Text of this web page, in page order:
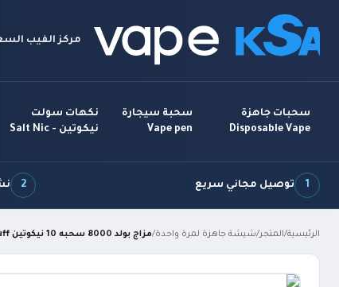
مركز الفيب
سحبات جاهزة
Disposable Vape
سحبة سيجارة
Vape pen
نكهات سولت
نيكوتين - Salt Nic
1 توصيل مجاني سريع 2 نشحن
الرئيسية/المتجر/شيشة جاهزة لمرة واحدة/مزاج بولد 8000 سحبه 10 نيكوتين Mazaj Bold 8000 DTL Puff